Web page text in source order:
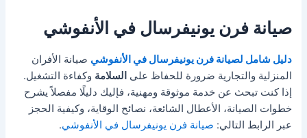
صيانة فرن يونيفرسال في الأنفوشي
دليل شامل لصيانة فرن يونيفرسال في الأنفوشي صيانة الأفران
المنزلية والتجارية ضرورة للحفاظ على السلامة وكفاءة التشغيل.
إذا كنت تبحث عن خدمة موثوقة ومهنية، فإليك دليلًا مفصلاً يشرح
خطوات الصيانة، الأعطال الشائعة، نصائح الوقاية، وكيفية الحجز
عبر الرابط التالي: صيانة فرن يونيفرسال في الأنفوشي.